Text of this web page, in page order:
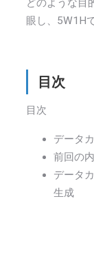
どのような目
眼し、5W1H
目次
目次
データ
前回の
データ
生成